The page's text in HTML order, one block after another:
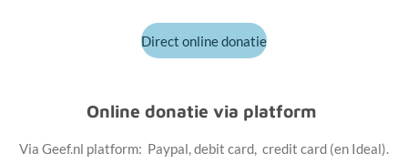
Direct online donatie
Online donatie via platform
Via Geef.nl platform: Paypal, debit card, credit card (en Ideal).